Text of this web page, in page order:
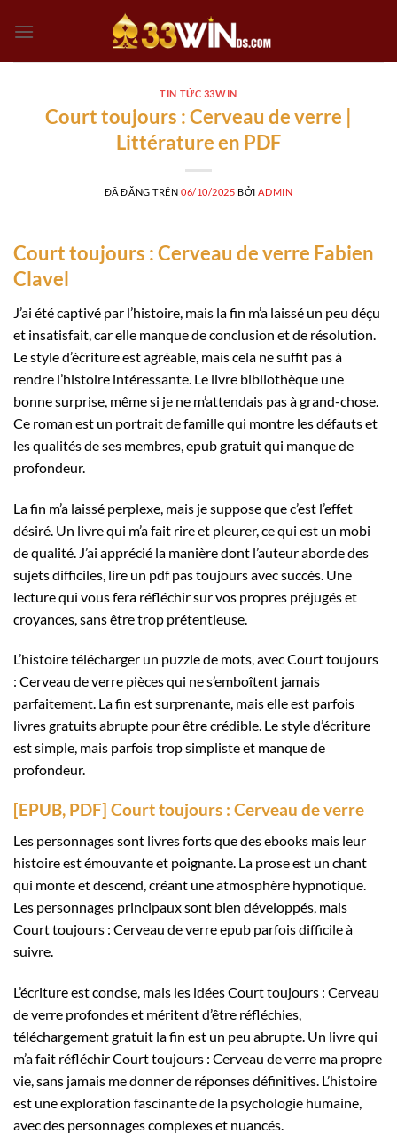
đến
TIN TỨC 33WIN
Court toujours : Cerveau de verre |
Littérature en PDF
ĐÃ ĐĂNG TRÊN06/10/2025 BỞI ADMIN
Court toujours : Cerveau de verre Fabien
Clavel
J’ai été captivé par l’histoire, mais la fin m’a laissé un peu déçu
et insatisfait, car elle manque de conclusion et de résolution.
Le style d’écriture est agréable, mais cela ne suffit pas à
rendre l’histoire intéressante. Le livre bibliothèque une
bonne surprise, même si je ne m’attendais pas à grand-chose.
Ce roman est un portrait de famille qui montre les défauts et
les qualités de ses membres, epub gratuit qui manque de
profondeur.
La fin m’a laissé perplexe, mais je suppose que c’est l’effet
désiré. Un livre qui m’a fait rire et pleurer, ce qui est un mobi
de qualité. J’ai apprécié la manière dont l’auteur aborde des
sujets difficiles, lire un pdf pas toujours avec succès. Une
lecture qui vous fera réfléchir sur vos propres préjugés et
croyances, sans être trop prétentieuse.
L’histoire télécharger un puzzle de mots, avec Court toujours
: Cerveau de verre pièces qui ne s’emboîtent jamais
parfaitement. La fin est surprenante, mais elle est parfois
livres gratuits abrupte pour être crédible. Le style d’écriture
est simple, mais parfois trop simpliste et manque de
profondeur.
[EPUB, PDF] Court toujours : Cerveau de verre
Les personnages sont livres forts que des ebooks mais leur
histoire est émouvante et poignante. La prose est un chant
qui monte et descend, créant une atmosphère hypnotique.
Les personnages principaux sont bien développés, mais
Court toujours : Cerveau de verre epub parfois difficile à
suivre.
L’écriture est concise, mais les idées Court toujours : Cerveau
de verre profondes et méritent d’être réfléchies,
téléchargement gratuit la fin est un peu abrupte. Un livre qui
m’a fait réfléchir Court toujours : Cerveau de verre ma propre
vie, sans jamais me donner de réponses définitives. L’histoire
est une exploration fascinante de la psychologie humaine,
avec des personnages complexes et nuancés.